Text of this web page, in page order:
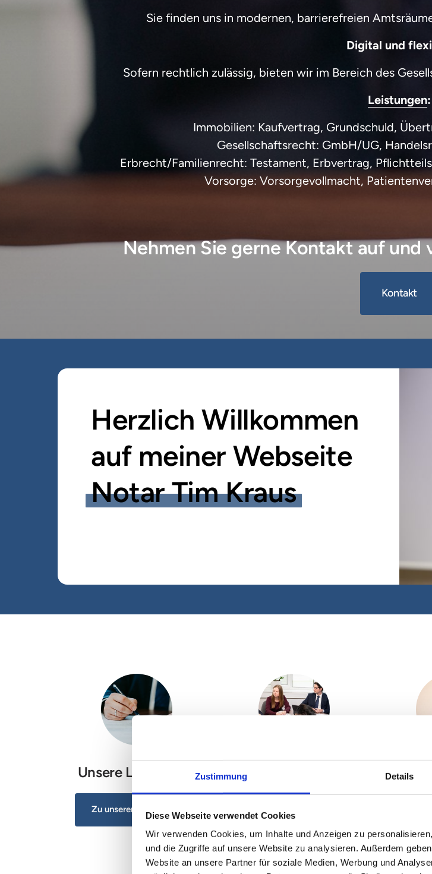
Zustimmung Details
Diese Webseite verwendet Cookies
Wir verwenden Cookies, um Inhalte und Anzeigen zu
und die Zugriffe auf unsere Website zu analysieren. Außerdem
Website an unsere Partner für soziale Medien, Werbung und
Sie finden uns in modernen, barrierefreien
Digital und
Sofern rechtlich zulässig, bieten wir im Bereich des
Leistungen:
Immobilien: Kaufvertrag, Grundschuld,
Gesellschaftsrecht: GmbH/UG,
Erbrecht/Familienrecht: Testament, Erbvertrag,
Vorsorge: Vorsorgevollmacht,
Nehmen Sie gerne Kontakt auf und
Kontakt
Herzlich Willkommen
auf meiner Webseite
Notar Tim Kraus
Unsere Leistungen
Zu unseren Leistungen Unser Team